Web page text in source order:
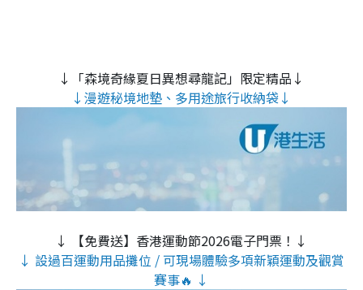
↓「森境奇緣夏日異想尋龍記」限定精品↓
↓漫遊秘境地墊、多用途旅行收納袋↓
↓ 【免費送】香港運動節2026電子門票！↓
↓ 設過百運動用品攤位 / 可現場體驗多項新穎運動及觀賞
賽事🔥 ↓